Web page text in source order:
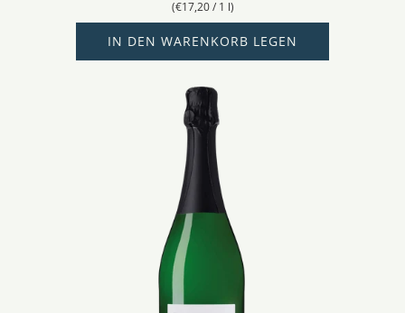
(€17,20 / 1 l)
IN DEN WARENKORB LEGEN